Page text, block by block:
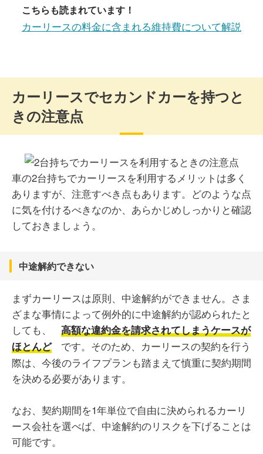
こちらも読まれています！
カーリースの料金に含まれる維持費について解説
カーリースでセカンドカーを持つと
きの注意点
車の2台持ちでカーリースを利用するメリットは多く
ありますが、注意すべき点もあります。どのような点
に気を付けるべきなのか、あらかじめしっかりと確認
しておきましょう。
中途解約できない
まずカーリースは原則、中途解約ができません。さま
ざまな事情によって例外的に中途解約が認められたと
しても、
高額な違約金を請求されてしまうケースが
ほとんど
です。そのため、カーリースの契約を行う
際は、今後のライフプランも踏まえて慎重に契約期間
を決める必要があります。
なお、契約期間を1年単位で自由に決められるカーリ
ース会社を選べば、中途解約のリスクを下げることは
可能です。